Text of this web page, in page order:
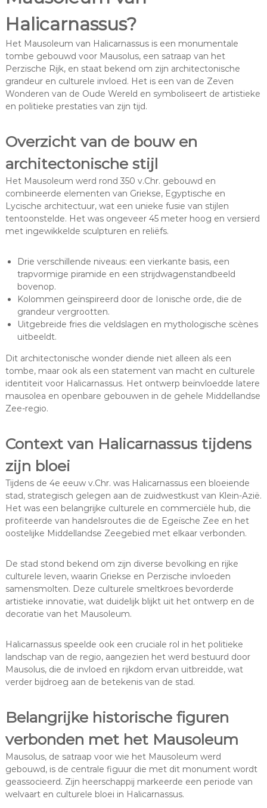
Halicarnassus?
Het Mausoleum van Halicarnassus is een monumentale
tombe gebouwd voor Mausolus, een satraap van het
Perzische Rijk, en staat bekend om zijn architectonische
grandeur en culturele invloed. Het is een van de Zeven
Wonderen van de Oude Wereld en symboliseert de artistieke
en politieke prestaties van zijn tijd.
Overzicht van de bouw en
architectonische stijl
Het Mausoleum werd rond 350 v.Chr. gebouwd en
combineerde elementen van Griekse, Egyptische en
Lycische architectuur, wat een unieke fusie van stijlen
tentoonstelde. Het was ongeveer 45 meter hoog en versierd
met ingewikkelde sculpturen en reliëfs.
Drie verschillende niveaus: een vierkante basis, een
trapvormige piramide en een strijdwagenstandbeeld
bovenop.
Kolommen geïnspireerd door de Ionische orde, die de
grandeur vergrootten.
Uitgebreide fries die veldslagen en mythologische scènes
uitbeeldt.
Dit architectonische wonder diende niet alleen als een
tombe, maar ook als een statement van macht en culturele
identiteit voor Halicarnassus. Het ontwerp beïnvloedde latere
mausolea en openbare gebouwen in de gehele Middellandse
Zee-regio.
Context van Halicarnassus tijdens
zijn bloei
Tijdens de 4e eeuw v.Chr. was Halicarnassus een bloeiende
stad, strategisch gelegen aan de zuidwestkust van Klein-Azië.
Het was een belangrijke culturele en commerciële hub, die
profiteerde van handelsroutes die de Egeïsche Zee en het
oostelijke Middellandse Zeegebied met elkaar verbonden.
De stad stond bekend om zijn diverse bevolking en rijke
culturele leven, waarin Griekse en Perzische invloeden
samensmolten. Deze culturele smeltkroes bevorderde
artistieke innovatie, wat duidelijk blijkt uit het ontwerp en de
decoratie van het Mausoleum.
Halicarnassus speelde ook een cruciale rol in het politieke
landschap van de regio, aangezien het werd bestuurd door
Mausolus, die de invloed en rijkdom ervan uitbreidde, wat
verder bijdroeg aan de betekenis van de stad.
Belangrijke historische figuren
verbonden met het Mausoleum
Mausolus, de satraap voor wie het Mausoleum werd
gebouwd, is de centrale figuur die met dit monument wordt
geassocieerd. Zijn heerschappij markeerde een periode van
welvaart en culturele bloei in Halicarnassus.